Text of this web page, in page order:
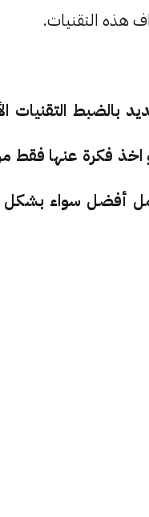
التقنيات
اخذ فكرة عنها
أفضل سواء بشكل